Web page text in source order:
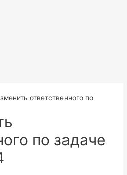
ответственного по
по задаче